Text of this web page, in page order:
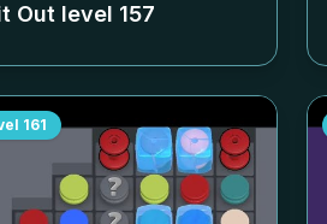
Out level 157
161